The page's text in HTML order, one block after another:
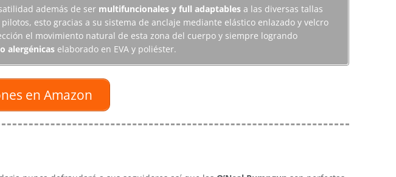
además de ser multifuncionales y full adaptables a las diversas tallas
esto gracias a su sistema de anclaje mediante elástico enlazado y velcro
el movimiento natural de esta zona del cuerpo y siempre logrando
alergénicas elaborado en EVA y poliéster.
en Amazon